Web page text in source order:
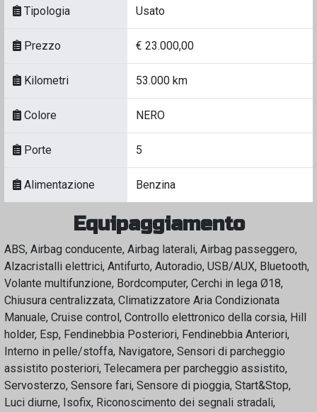
Tipologia Usato
Prezzo € 23.000,00
Kilometri 53.000 km
Colore NERO
Porte 5
Alimentazione Benzina
Equipaggiamento
ABS, Airbag conducente, Airbag laterali, Airbag passeggero,
Alzacristalli elettrici, Antifurto, Autoradio, USB/AUX, Bluetooth,
Volante multifunzione, Bordcomputer, Cerchi in lega Ø18,
Chiusura centralizzata, Climatizzatore Aria Condizionata
Manuale, Cruise control, Controllo elettronico della corsia, Hill
holder, Esp, Fendinebbia Posteriori, Fendinebbia Anteriori,
Interno in pelle/stoffa, Navigatore, Sensori di parcheggio
assistito posteriori, Telecamera per parcheggio assistito,
Servosterzo, Sensore fari, Sensore di pioggia, Start&Stop,
Luci diurne, Isofix, Riconoscimento dei segnali stradali,